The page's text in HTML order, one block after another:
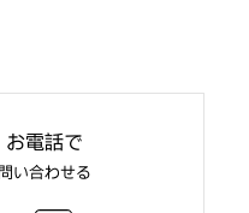
お電話で
問い合わせる